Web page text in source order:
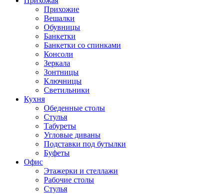
Прихожие
Вешалки
Обувницы
Банкетки
Банкетки со спинками
Консоли
Зеркала
Зонтницы
Ключницы
Светильники
Кухня
Обеденные столы
Стулья
Табуреты
Угловые диваны
Подставки под бутылки
Буфеты
Офис
Этажерки и стеллажи
Рабочие столы
Стулья